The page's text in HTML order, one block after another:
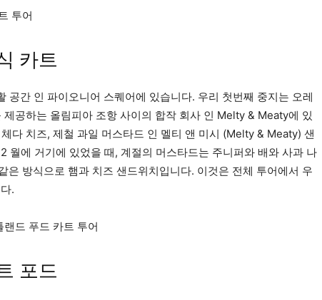
카트
공간 인 파이오니어 스퀘어에 있습니다. 우리 첫번째 중지는 오레
공하는 올림피아 조항 사이의 합작 회사 인 Melty & Meaty에 있
다 치즈, 제철 과일 머스타드 인 멜티 앤 미시 (Melty & Meaty) 샌
월에 거기에 있었을 때, 계절의 머스타드는 주니퍼와 배와 사과 나
방식으로 햄과 치즈 샌드위치입니다. 이것은 전체 투어에서 우
.
포드